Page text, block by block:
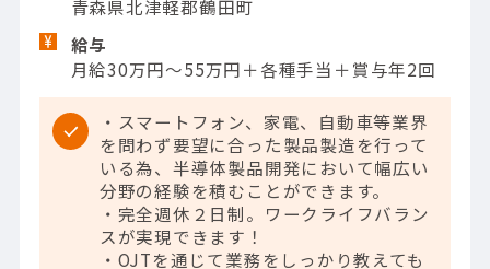
青森県北津軽郡鶴田町
給与
月給30万円～55万円＋各種手当＋賞与年2回
・スマートフォン、家電、自動車等業界
を問わず要望に合った製品製造を行って
いる為、半導体製品開発において幅広い
分野の経験を積むことができます。
・完全週休２日制。ワークライフバラン
スが実現できます！
・OJTを通じて業務をしっかり教えても